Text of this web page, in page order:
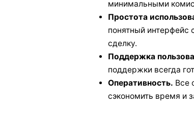
минимальными
Простота
понятный интерфейс
сделку.
Поддержка
поддержки всегда
Оперативность. Все
сэкономить время и